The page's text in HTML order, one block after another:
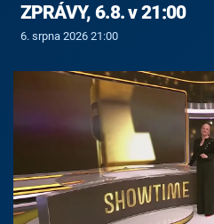
ZPRÁVY, 6.8. v 21:00
6. srpna 2026 21:00